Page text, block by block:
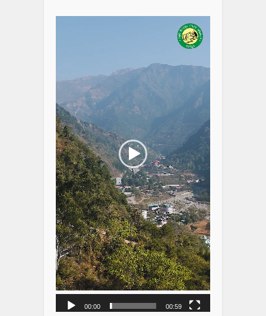
Player
00:00 00:59